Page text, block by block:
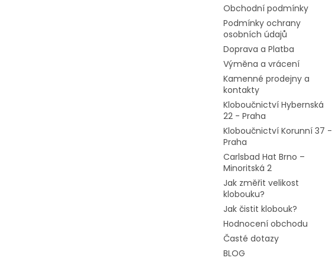
Obchodní podmínky
Podmínky ochrany
osobních údajů
Doprava a Platba
Výměna a vrácení
Kamenné prodejny a
kontakty
Kloboučnictví Hybernská
22 - Praha
Kloboučnictví Korunní 37 -
Praha
Carlsbad Hat Brno –
Minoritská 2
Jak změřit velikost
klobouku?
Jak čistit klobouk?
Hodnocení obchodu
Časté dotazy
BLOG